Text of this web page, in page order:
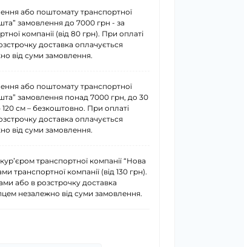
або поштомату транспортної
замовлення до 7000 грн - за
компанії (від 80 грн). При оплаті
доставка оплачується
від суми замовлення.
або поштомату транспортної
замовлення понад 7000 грн, до 30
см – безкоштовно. При оплаті
доставка оплачується
від суми замовлення.
транспортної компанії “Нова
транспортної компанії (від 130 грн).
або в розстрочку доставка
незалежно від суми замовлення.